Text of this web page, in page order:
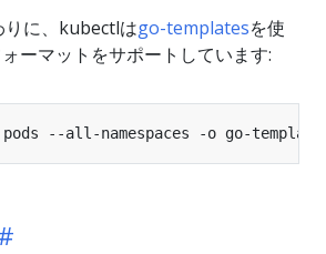
に、kubectlはgo-templatesを使
ーマットをサポートしています:
--all-namespaces -o go-